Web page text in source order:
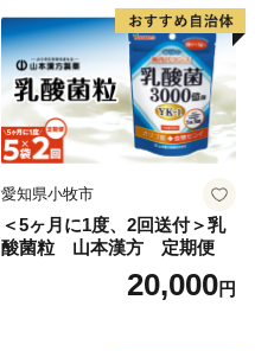
愛知県小牧市
＜5ヶ月に1度、2回送付＞乳
酸菌粒 山本漢方 定期便
20,000円